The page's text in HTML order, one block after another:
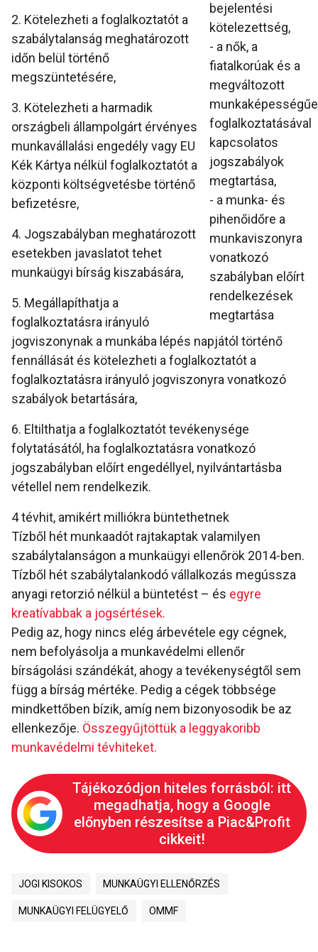
bejelentési
kötelezettség,
- a nők, a
fiatalkorúak és a
megváltozott
foglalkoztatásával
kapcsolatos
jogszabályok
megtartása,
- a munka- és
pihenőidőre a
munkaviszonyra
vonatkozó
szabályban előírt
rendelkezések
megtartása
2. Kötelezheti a foglalkoztatót a
szabálytalanság meghatározott
időn belül történő
megszüntetésére,
3. Kötelezheti a harmadik
országbeli állampolgárt érvényes
munkavállalási engedély vagy EU
Kék Kártya nélkül foglalkoztatót a
központi költségvetésbe történő
befizetésre,
4. Jogszabályban meghatározott
esetekben javaslatot tehet
munkaügyi bírság kiszabására,
5. Megállapíthatja a
foglalkoztatásra irányuló
jogviszonynak a munkába lépés napjától történő
fennállását és kötelezheti a foglalkoztatót a
foglalkoztatásra irányuló jogviszonyra vonatkozó
szabályok betartására,
6. Eltilthatja a foglalkoztatót tevékenysége
folytatásától, ha foglalkoztatásra vonatkozó
jogszabályban előírt engedéllyel, nyilvántartásba
vétellel nem rendelkezik.
4 tévhit, amikért milliókra büntethetnek
Tízből hét munkaadót rajtakaptak valamilyen
szabálytalanságon a munkaügyi ellenőrök 2014-ben.
Tízből hét szabálytalankodó vállalkozás megússza
anyagi retorzió nélkül a büntetést – és egyre
kreatívabbak a jogsértések.
Pedig az, hogy nincs elég árbevétele egy cégnek,
nem befolyásolja a munkavédelmi ellenőr
bírságolási szándékát, ahogy a tevékenységtől sem
függ a bírság mértéke. Pedig a cégek többsége
mindkettőben bízik, amíg nem bizonyosodik be az
ellenkezője. Összegyűjtöttük a leggyakoribb
munkavédelmi tévhiteket.
Tájékozódjon hiteles forrásból: itt
megadhatja, hogy a Google
előnyben részesítse a Piac&Profit
cikkeit!
JOGI KISOKOS MUNKAÜGYI ELLENŐRZÉS
MUNKAÜGYI FELÜGYELŐ OMMF